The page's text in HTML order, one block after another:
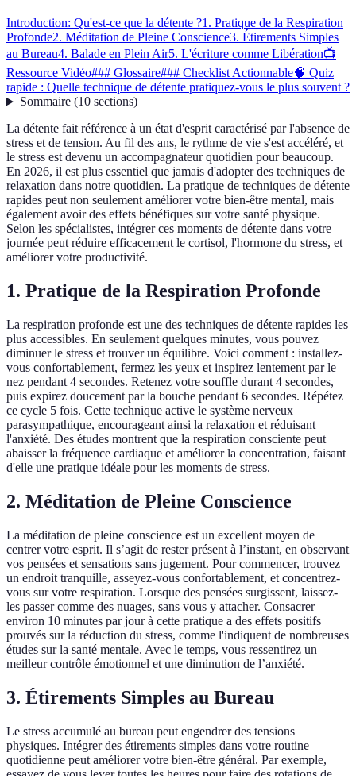
Introduction: Qu'est-ce que la détente ?1. Pratique de la Respiration
Profonde2. Méditation de Pleine Conscience3. Étirements Simples
au Bureau4. Balade en Plein Air5. L'écriture comme Libération📺
Ressource Vidéo### Glossaire### Checklist Actionnable🧠 Quiz
rapide : Quelle technique de détente pratiquez-vous le plus souvent ?
Sommaire(10 sections)
La détente fait référence à un état d'esprit caractérisé par l'absence de
stress et de tension. Au fil des ans, le rythme de vie s'est accéléré, et
le stress est devenu un accompagnateur quotidien pour beaucoup.
En 2026, il est plus essentiel que jamais d'adopter des techniques de
relaxation dans notre quotidien. La pratique de techniques de détente
rapides peut non seulement améliorer votre bien-être mental, mais
également avoir des effets bénéfiques sur votre santé physique.
Selon les spécialistes, intégrer ces moments de détente dans votre
journée peut réduire efficacement le cortisol, l'hormone du stress, et
améliorer votre productivité.
1. Pratique de la Respiration Profonde
La respiration profonde est une des techniques de détente rapides les
plus accessibles. En seulement quelques minutes, vous pouvez
diminuer le stress et trouver un équilibre. Voici comment : installez-
vous confortablement, fermez les yeux et inspirez lentement par le
nez pendant 4 secondes. Retenez votre souffle durant 4 secondes,
puis expirez doucement par la bouche pendant 6 secondes. Répétez
ce cycle 5 fois. Cette technique active le système nerveux
parasympathique, encourageant ainsi la relaxation et réduisant
l'anxiété. Des études montrent que la respiration consciente peut
abaisser la fréquence cardiaque et améliorer la concentration, faisant
d'elle une pratique idéale pour les moments de stress.
2. Méditation de Pleine Conscience
La méditation de pleine conscience est un excellent moyen de
centrer votre esprit. Il s’agit de rester présent à l’instant, en observant
vos pensées et sensations sans jugement. Pour commencer, trouvez
un endroit tranquille, asseyez-vous confortablement, et concentrez-
vous sur votre respiration. Lorsque des pensées surgissent, laissez-
les passer comme des nuages, sans vous y attacher. Consacrer
environ 10 minutes par jour à cette pratique a des effets positifs
prouvés sur la réduction du stress, comme l'indiquent de nombreuses
études sur la santé mentale. Avec le temps, vous ressentirez un
meilleur contrôle émotionnel et une diminution de l’anxiété.
3. Étirements Simples au Bureau
Le stress accumulé au bureau peut engendrer des tensions
physiques. Intégrer des étirements simples dans votre routine
quotidienne peut améliorer votre bien-être général. Par exemple,